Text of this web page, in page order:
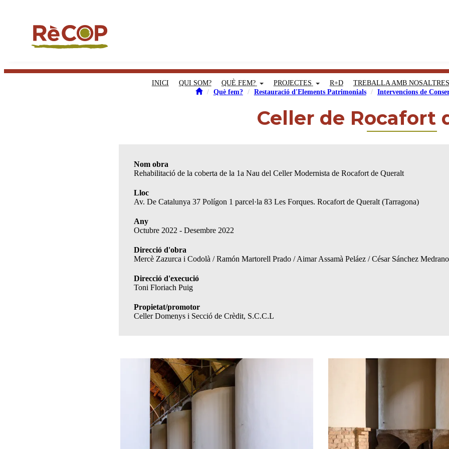
INICI QUI SOM? QUÈ FEM? PROJECTES R+D TREBALLA AMB NOSALTRES
Què fem? Restauració d'Elements Patrimonials Intervencions de
Celler de Rocafort
Nom obra
Rehabilitació de la coberta de la 1a Nau del Celler Modernista de Rocafort de Queralt
Lloc
Av. De Catalunya 37 Polígon 1 parcel·la 83 Les Forques. Rocafort de Queralt (Tarragona)
Any
Octubre 2022 - Desembre 2022
Direcció d'obra
Mercè Zazurca i Codolà / Ramón Martorell Prado / Aimar Assamà Peláez / César Sánchez Medrano
Direcció d'execució
Toni Floriach Puig
Propietat/promotor
Celler Domenys i Secció de Crèdit, S.C.C.L